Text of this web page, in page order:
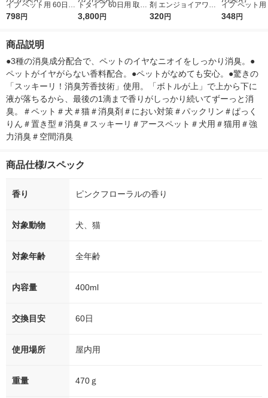
イプ ペット用 60日用
金木犀の香り 国産 40
猫用 消臭剤
798円
トタイプ 60日用 取替
えボトル 爽やかなフ
3,800円
剤 エンジョイアワー
ズ 詰替え 800g 49033
320円
イプ ペット
アクアソープ
348円
商品説明
●3種の消臭成分配合で、ペットのイヤなニオイをしっかり消臭。●
ペットがイヤがらない香料配合。●ペットがなめても安心。●驚きの
「スッキーリ！消臭芳香技術」使用。「ボトルが上」で上から下に
液が落ちるから、最後の1滴まで香りがしっかり続いてずーっと消
臭。＃ペット＃犬＃猫＃消臭剤＃におい対策＃パックリン＃ぱっく
りん＃置き型＃消臭＃スッキーリ＃アースペット＃犬用＃猫用＃強
力消臭＃空間消臭
商品仕様/スペック
香り ピンクフローラルの香り
対象動物 犬、猫
対象年齢 全年齢
内容量 400ml
交換目安 60日
使用場所 屋内用
重量 470ｇ